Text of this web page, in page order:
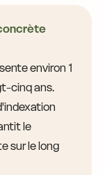
environ 1
cinq ans.
le
sur le long